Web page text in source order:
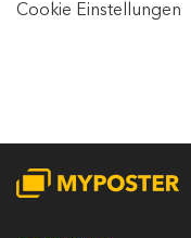
Cookie Einstellungen